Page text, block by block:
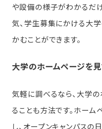
や設備の様子がわかるだ
気、学生募集にかける大
かむことができます。
大学のホームページを
気軽に調べるなら、大学
ることも方法です。ホー
し、オープンキャンパスの